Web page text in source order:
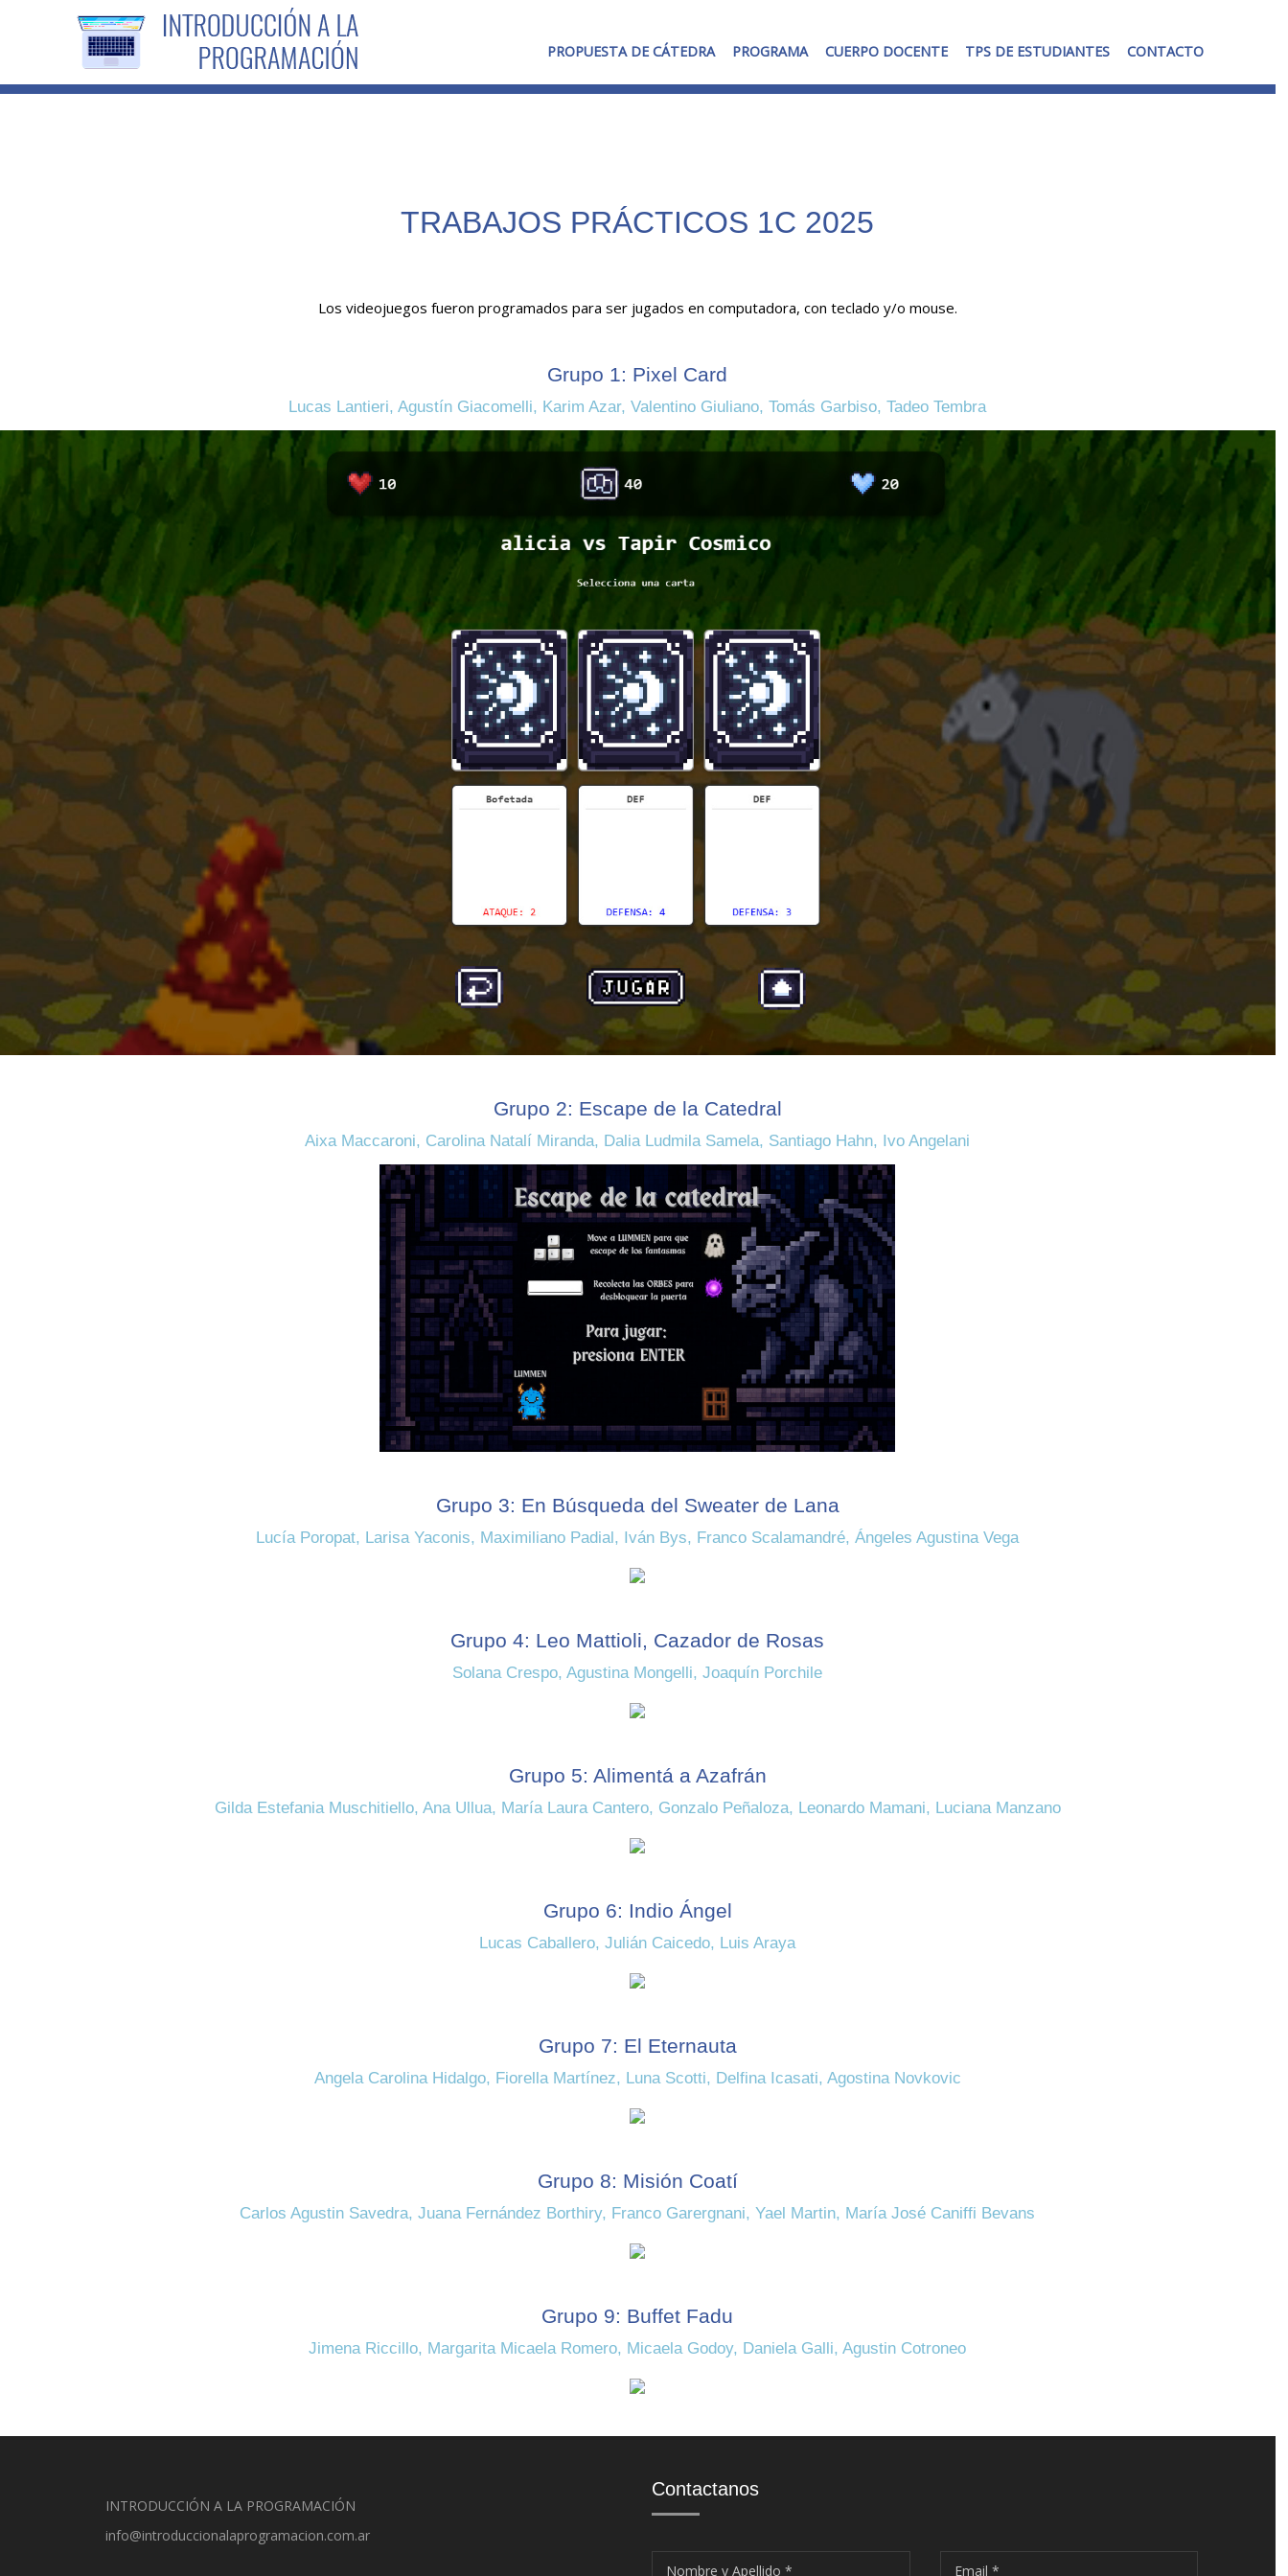
PROPUESTA DE CÁTEDRA PROGRAMA CUERPO DOCENTE TPS DE ESTUDIANTES CONTACTO
TRABAJOS PRÁCTICOS 1C 2025
Los videojuegos fueron programados para ser jugados en computadora, con teclado y/o mouse.
Grupo 1: Pixel Card
Lucas Lantieri, Agustín Giacomelli, Karim Azar, Valentino Giuliano, Tomás Garbiso, Tadeo Tembra
Grupo 2: Escape de la Catedral
Aixa Maccaroni, Carolina Natalí Miranda, Dalia Ludmila Samela, Santiago Hahn, Ivo Angelani
Grupo 3: En Búsqueda del Sweater de Lana
Lucía Poropat, Larisa Yaconis, Maximiliano Padial, Iván Bys, Franco Scalamandré, Ángeles Agustina Vega
Grupo 4: Leo Mattioli, Cazador de Rosas
Solana Crespo, Agustina Mongelli, Joaquín Porchile
Grupo 5: Alimentá a Azafrán
Gilda Estefania Muschitiello, Ana Ullua, María Laura Cantero, Gonzalo Peñaloza, Leonardo Mamani, Luciana Manzano
Grupo 6: Indio Ángel
Lucas Caballero, Julián Caicedo, Luis Araya
Grupo 7: El Eternauta
Angela Carolina Hidalgo, Fiorella Martínez, Luna Scotti, Delfina Icasati, Agostina Novkovic
Grupo 8: Misión Coatí
Carlos Agustin Savedra, Juana Fernández Borthiry, Franco Garergnani, Yael Martin, María José Caniffi Bevans
Grupo 9: Buffet Fadu
Jimena Riccillo, Margarita Micaela Romero, Micaela Godoy, Daniela Galli, Agustin Cotroneo
INTRODUCCIÓN A LA PROGRAMACIÓN
info@introduccionalaprogramacion.com.ar
Contactanos